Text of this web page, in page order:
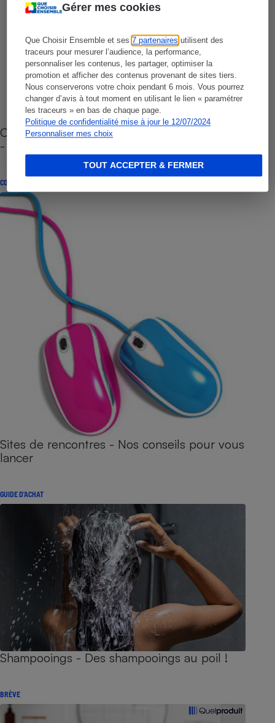
Gérer mes cookies
Que Choisir Ensemble et ses7 partenaires utilisent des
traceurs pour mesurer l’audience, la performance,
personnaliser les contenus, les partager, optimiser la
promotion et afficher des contenus provenant de sites tiers.
Nous conserverons votre choix pendant 6 mois. Vous pourrez
changer d’avis à tout moment en utilisant le lien « paramétrer
les traceurs » en bas de chaque page.
Politique de confidentialité mise à jour le 12/07/2024
Personnaliser mes choix
TOUT ACCEPTER & FERMER
Cafetière à capsules zéro déchet CoffeeB (vidéo)
- Premières impressions
CONSEILS
Sites de rencontres - Nos conseils pour vous
lancer
GUIDE D'ACHAT
Shampooings - Des shampooings au poil !
BRÈVE